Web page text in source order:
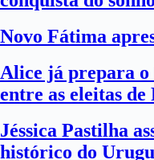
Novo Fátima
Alice já prepara
entre as eleitas de
Jéssica Pastilha
histórico do